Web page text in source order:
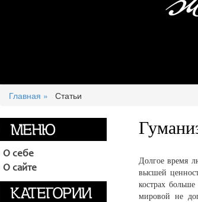
Главная » Статьи
О себе
О сайте
Долгое время
высшей
кострах
мировой не